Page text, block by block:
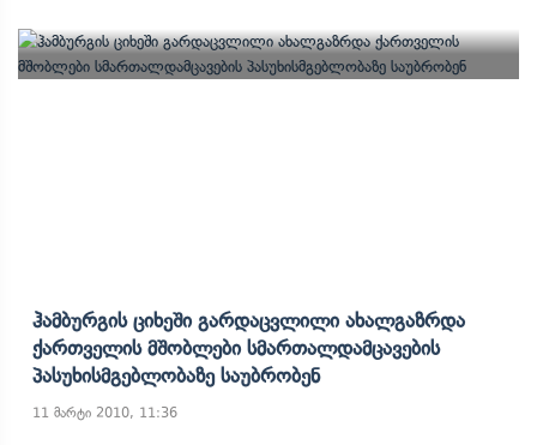
Ჰამბურგის Ციხეში Გარდაცვლილი Ახალგაზრდა
Ქართველის Მშობლები Სმართალდამცავების
Პასუხისმგებლობაზე Საუბრობენ
11 მარტი 2010, 11:36